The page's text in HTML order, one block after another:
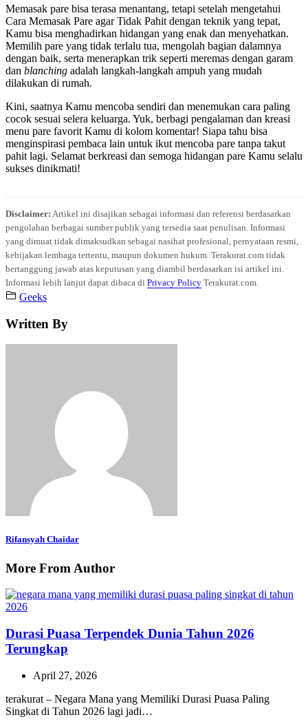
Memasak pare bisa terasa menantang, tetapi setelah mengetahui
Cara Memasak Pare agar Tidak Pahit dengan teknik yang tepat,
Kamu bisa menghadirkan hidangan yang enak dan menyehatkan.
Memilih pare yang tidak terlalu tua, mengolah bagian dalamnya
dengan baik, serta menerapkan trik seperti meremas dengan garam
dan blanching adalah langkah-langkah ampuh yang mudah
dilakukan di rumah.
Kini, saatnya Kamu mencoba sendiri dan menemukan cara paling
cocok sesuai selera keluarga. Yuk, berbagi pengalaman dan kreasi
menu pare favorit Kamu di kolom komentar! Siapa tahu bisa
menginspirasi pembaca lain untuk ikut mencoba pare tanpa takut
pahit lagi. Selamat berkreasi dan semoga hidangan pare Kamu selalu
sukses dinikmati!
Disclaimer: Artikel ini disajikan sebagai informasi dan referensi berdasarkan
pengolahan berbagai sumber publik yang tersedia saat penulisan. Informasi
yang dimuat tidak dimaksudkan sebagai nasihat profesional, pernyataan resmi,
kebijakan lembaga tertentu, maupun dokumen hukum. Terakurat.com tidak
bertanggung jawab atas keputusan yang diambil berdasarkan isi artikel ini.
Informasi lebih lanjut dapat dibaca di Privacy Policy Terakurat.com.
Geeks
Written By
Rifansyah Chaidar
More From Author
Durasi Puasa Terpendek Dunia Tahun 2026
Terungkap
April 27, 2026
terakurat – Negara Mana yang Memiliki Durasi Puasa Paling
Singkat di Tahun 2026 lagi jadi…